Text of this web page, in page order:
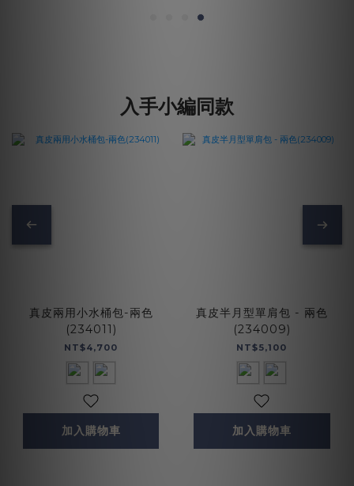
入手小編同款
真皮兩用小水桶包-兩色
(234011)
NT$4,700
加入購物車
真皮半月型單肩包 - 兩色
(234009)
NT$5,100
加入購物車